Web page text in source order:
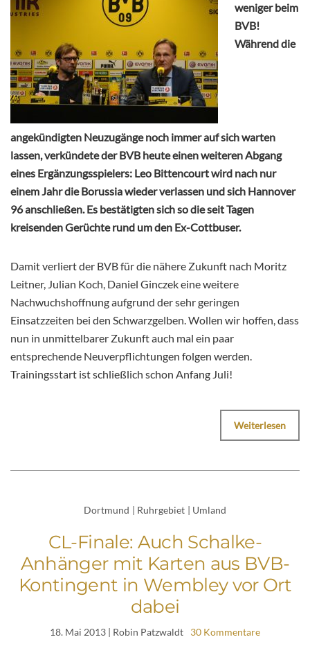
weniger beim
BVB!
Während die
angekündigten Neuzugänge noch immer auf sich warten
lassen, verkündete der BVB heute einen weiteren Abgang
eines Ergänzungsspielers: Leo Bittencourt wird nach nur
einem Jahr die Borussia wieder verlassen und sich Hannover
96 anschließen. Es bestätigten sich so die seit Tagen
kreisenden Gerüchte rund um den Ex-Cottbuser.
Damit verliert der BVB für die nähere Zukunft nach Moritz
Leitner, Julian Koch, Daniel Ginczek eine weitere
Nachwuchshoffnung aufgrund der sehr geringen
Einsatzzeiten bei den Schwarzgelben. Wollen wir hoffen, dass
nun in unmittelbarer Zukunft auch mal ein paar
entsprechende Neuverpflichtungen folgen werden.
Trainingsstart ist schließlich schon Anfang Juli!
Weiterlesen
Dortmund | Ruhrgebiet | Umland
CL-Finale: Auch Schalke-
Anhänger mit Karten aus BVB-
Kontingent in Wembley vor Ort
dabei
18. Mai 2013 | Robin Patzwaldt 30 Kommentare